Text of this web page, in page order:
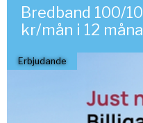
Bredband 100/
kr/mån i 12
Erbjudande